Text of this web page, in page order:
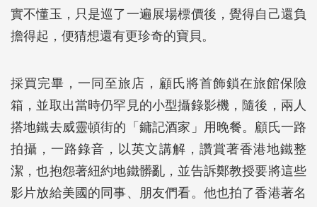
實不懂玉，只是巡了一遍展場標價後，覺得自己還負
擔得起，便猜想還有更珍奇的寶貝。
採買完畢，一同至旅店，顧氏將首飾鎖在旅館保險
箱，並取出當時仍罕見的小型攝錄影機，隨後，兩人
搭地鐵去威靈頓街的「鏞記酒家」用晚餐。顧氏一路
拍攝，一路錄音，以英文講解，讚賞著香港地鐵整
潔，也抱怨著紐約地鐵髒亂，並告訴鄭教授要將這些
影片放給美國的同事、朋友們看。他也拍了香港著名